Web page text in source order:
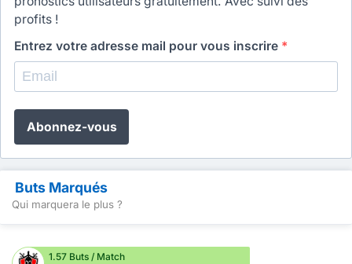
profits !
Entrez votre adresse mail pour vous inscrire *
Abonnez-vous
Buts Marqués
Qui marquera le plus ?
1.57 Buts / Match